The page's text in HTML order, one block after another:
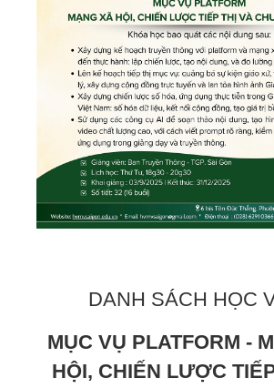
DANH SÁCH HỌC
MỤC VỤ PLATFORM -
HỘI, CHIẾN LƯỢC